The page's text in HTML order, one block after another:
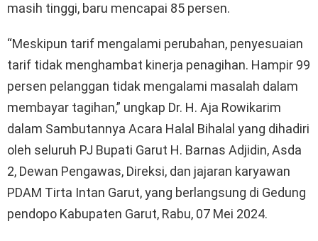
masih tinggi, baru mencapai 85 persen.
“Meskipun tarif mengalami perubahan, penyesuaian
tarif tidak menghambat kinerja penagihan. Hampir 99
persen pelanggan tidak mengalami masalah dalam
membayar tagihan,” ungkap Dr. H. Aja Rowikarim
dalam Sambutannya Acara Halal Bihalal yang dihadiri
oleh seluruh PJ Bupati Garut H. Barnas Adjidin, Asda
2, Dewan Pengawas, Direksi, dan jajaran karyawan
PDAM Tirta Intan Garut, yang berlangsung di Gedung
pendopo Kabupaten Garut, Rabu, 07 Mei 2024.